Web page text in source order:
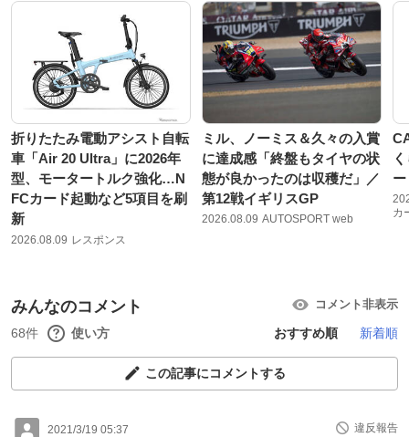
折りたたみ電動アシスト自転
車「Air 20 Ultra」に2026年
型、モータートルク強化…N
FCカード起動など5項目を刷
新
2026.08.09 レスポンス
ミル、ノーミス＆久々の入賞
に達成感「終盤もタイヤの状
態が良かったのは収穫だ」／
第12戦イギリスGP
2026.08.09 AUTOSPORT web
カ
みんなのコメント コメント非表示
68件 使い方 おすすめ順 新着順
この記事にコメントする
2021/3/19 05:37 違反報告